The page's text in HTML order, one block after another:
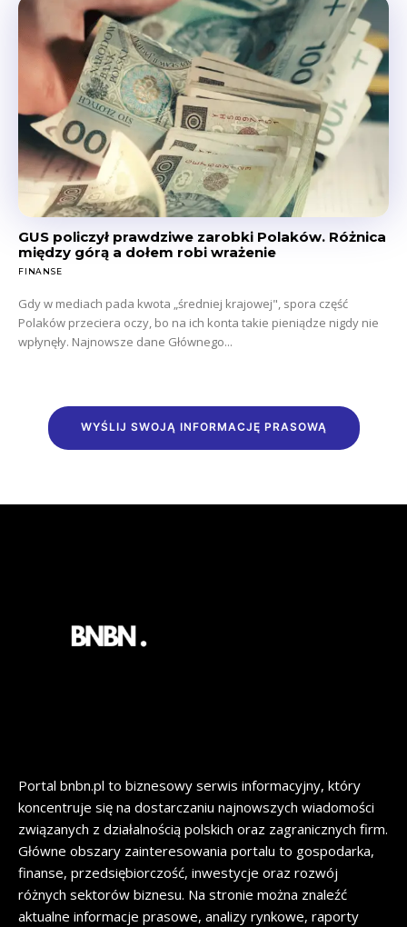
GUS policzył prawdziwe zarobki Polaków. Różnica
między górą a dołem robi wrażenie
FINANSE
Gdy w mediach pada kwota „średniej krajowej", spora część
Polaków przeciera oczy, bo na ich konta takie pieniądze nigdy nie
wpłynęły. Najnowsze dane Głównego...
WYŚLIJ SWOJĄ INFORMACJĘ PRASOWĄ
Portal bnbn.pl to biznesowy serwis informacyjny, który
koncentruje się na dostarczaniu najnowszych wiadomości
związanych z działalnością polskich oraz zagranicznych firm.
Główne obszary zainteresowania portalu to gospodarka,
finanse, przedsiębiorczość, inwestycje oraz rozwój
różnych sektorów biznesu. Na stronie można znaleźć
aktualne informacje prasowe, analizy rynkowe, raporty